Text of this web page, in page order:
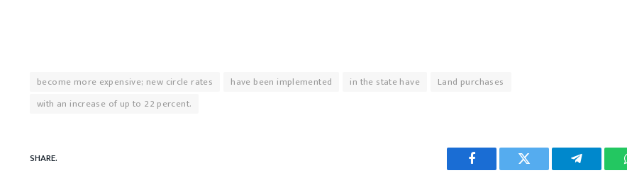
become more expensive; new circle rates have been implemented in the state have
Land purchases
with an increase of up to 22 percent.
SHARE.
Facebook Twitter Telegram